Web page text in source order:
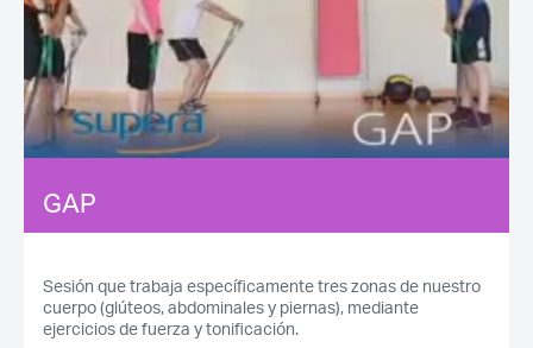
GAP
Sesión que trabaja específicamente tres zonas de nuestro
cuerpo (glúteos, abdominales y piernas), mediante
ejercicios de fuerza y tonificación.